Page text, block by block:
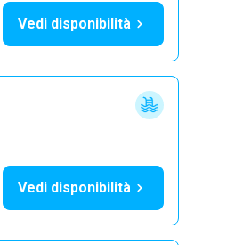
Vedi disponibilità
Vedi disponibilità